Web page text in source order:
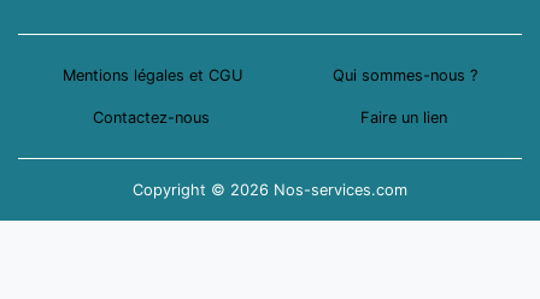
Mentions légales et CGU Qui sommes-nous ?
Contactez-nous Faire un lien
Copyright © 2026 Nos-services.com